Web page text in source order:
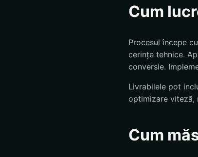
Cum
Procesul începe
cerințe tehnice.
conversie.
Livrabilele pot
optimizare viteză,
Cum